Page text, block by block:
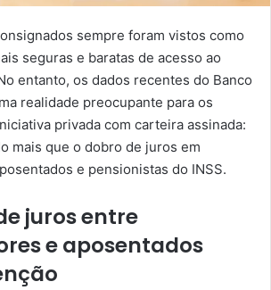
sempre foram vistos como
seguras e baratas de acesso ao
entanto, os dados recentes do Banco
realidade preocupante para os
privada com carteira assinada:
mais que o dobro de juros em
e pensionistas do INSS.
juros entre
e aposentados